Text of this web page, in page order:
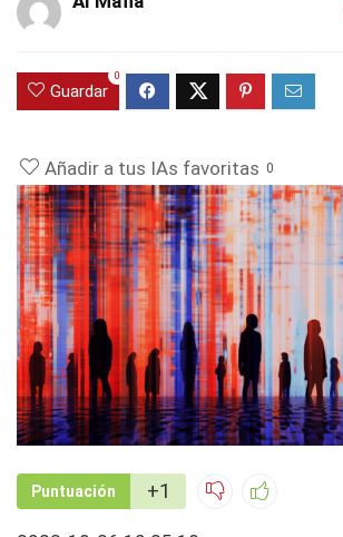
Guardar
0
Añadir a tus IAs favoritas 0
Puntuación +1